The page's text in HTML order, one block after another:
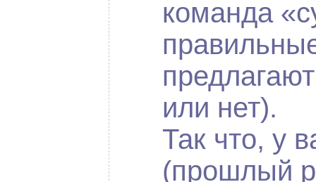
команда
или нет).
Так что, у
(прошлый